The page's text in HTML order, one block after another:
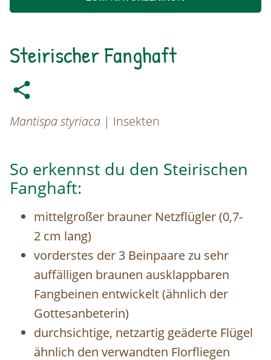
Steirischer Fanghaft
Mantispa styriaca | Insekten
So erkennst du den Steirischen
Fanghaft:
mittelgroßer brauner Netzflügler (0,7-
2 cm lang)
vorderstes der 3 Beinpaare zu sehr
auffälligen braunen ausklappbaren
Fangbeinen entwickelt (ähnlich der
Gottesanbeterin)
durchsichtige, netzartig geäderte Flügel
ähnlich den verwandten Florfliegen